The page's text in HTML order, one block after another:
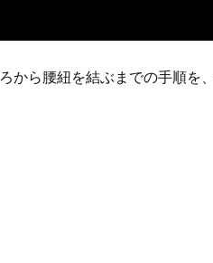
ら腰紐を結ぶまでの手順を、